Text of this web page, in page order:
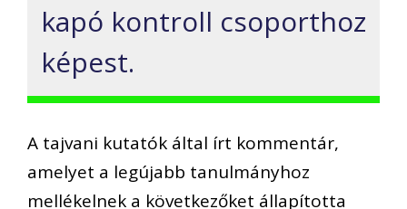
kapó kontroll csoporthoz
képest.
A tajvani kutatók által írt kommentár,
amelyet a legújabb tanulmányhoz
mellékelnek a következőket állapította